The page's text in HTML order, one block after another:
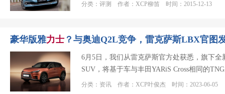
分类：评测 作者：XCP柳笛 时间：2015-12-13
豪华版雅力士 ？与奥迪Q2L竞争，雷克萨斯LBX官图
6月5日，我们从雷克萨斯官方处获悉，旗下
SUV，将基于车与丰田YARiS Cross相同的
在20
分类：资讯 作者：XCP叶俊杰 时间：2023-06-05